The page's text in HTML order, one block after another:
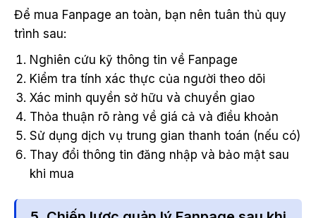
Để mua Fanpage an toàn, bạn nên tuân thủ quy
trình sau:
Nghiên cứu kỹ thông tin về Fanpage
Kiểm tra tính xác thực của người theo dõi
Xác minh quyền sở hữu và chuyển giao
Thỏa thuận rõ ràng về giá cả và điều khoản
Sử dụng dịch vụ trung gian thanh toán (nếu có)
Thay đổi thông tin đăng nhập và bảo mật sau
khi mua